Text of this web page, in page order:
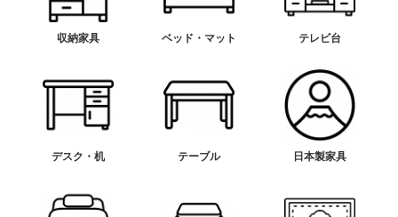
収納家具 ベッド・マット テレビ台
デスク・机 テーブル 日本製家具